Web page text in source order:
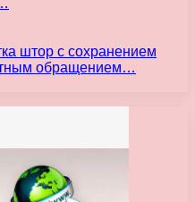
штор с сохранением
обращением…